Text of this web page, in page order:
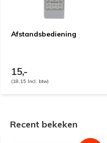
Afstandsbediening
15,-
(18,15 Incl. btw)
Recent bekeken